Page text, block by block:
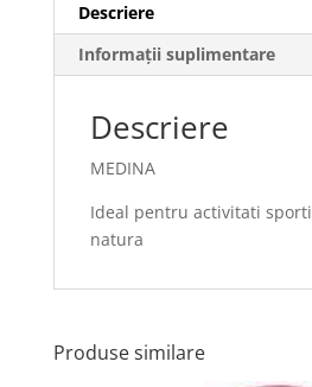
Descriere
Informații suplimentare
Descriere
MEDINA
Ideal pentru activitati
natura
Produse similare